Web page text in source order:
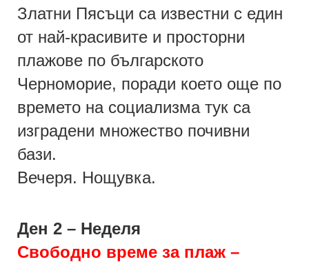
Златни Пясъци са известни с един
от най-красивите и просторни
плажове по българското
Черноморие, поради което още по
времето на социализма тук са
изградени множество почивни
бази.
Вечеря. Нощувка.
Ден 2 – Неделя
Свободно време за плаж –